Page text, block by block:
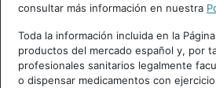
consultar más información en nuestra
Toda la información incluida en la
productos del mercado español y, por
profesionales sanitarios legalmente
o dispensar medicamentos con